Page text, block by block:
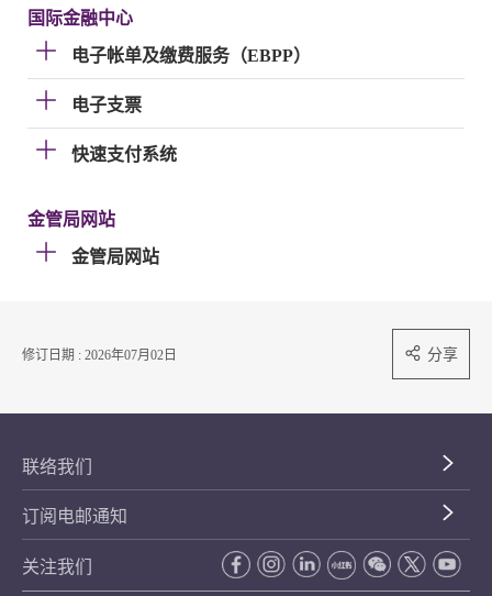
国际金融中心
电子帐单及缴费服务（EBPP）
电子支票
快速支付系统
金管局网站
金管局网站
修订日期 : 2026年07月02日 分享
联络我们
订阅电邮通知
关注我们